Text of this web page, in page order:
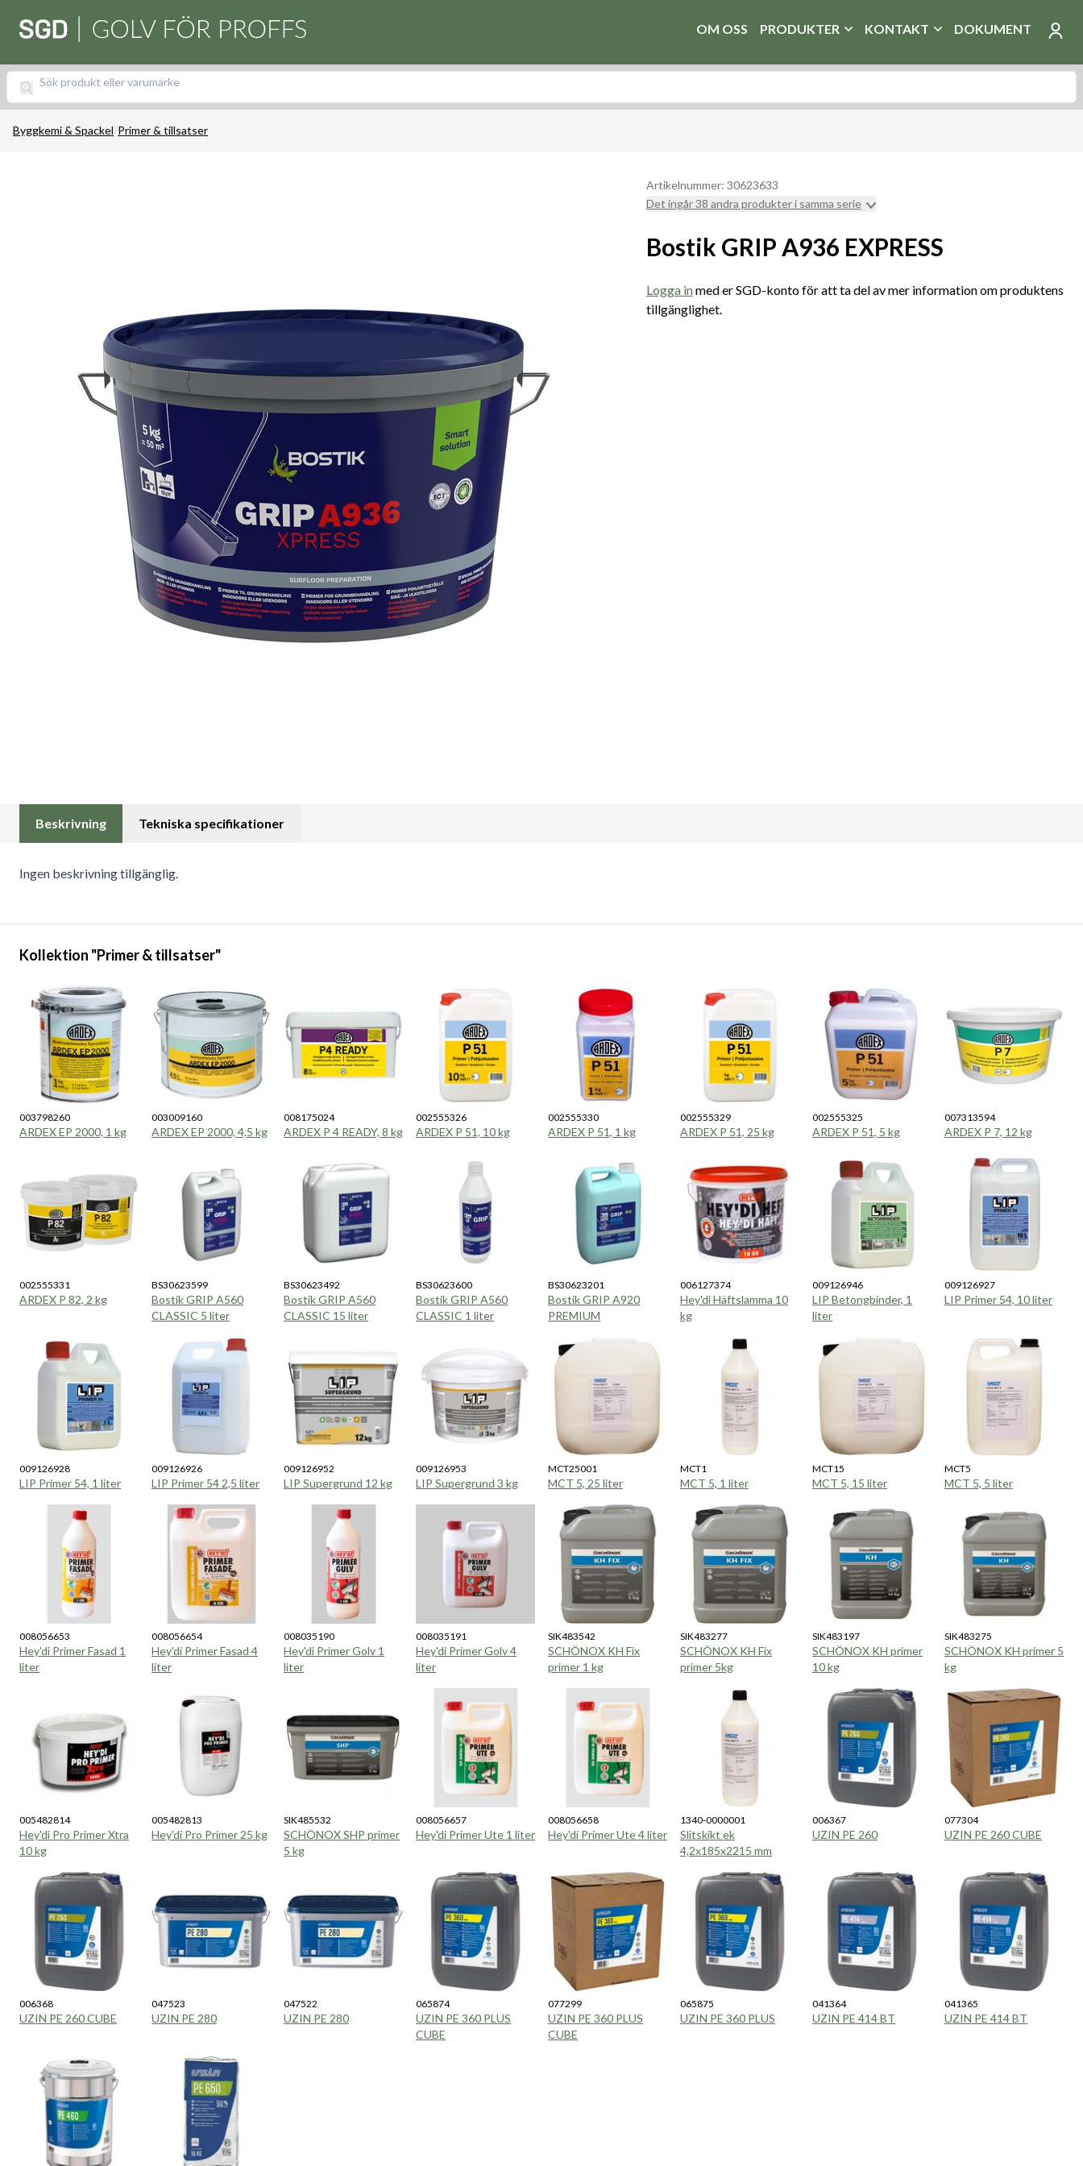
OM OSS PRODUKTER KONTAKT DOKUMENT
Byggkemi & Spackel/Primer & tillsatser
Artikelnummer: 30623633
Det ingår 38 andra produkter i samma serie
Bostik GRIP A936 EXPRESS
Logga inmed er SGD-konto för att ta del av mer information om produktens
tillgänglighet.
Beskrivning Tekniska specifikationer
Ingen beskrivning tillgänglig.
Kollektion "Primer & tillsatser"
003798260
ARDEX EP 2000, 1 kg
003009160
ARDEX EP 2000, 4,5 kg
008175024
ARDEX P 4 READY, 8 kg
002555326
ARDEX P 51, 10 kg
002555330
ARDEX P 51, 1 kg
002555329
ARDEX P 51, 25 kg
002555325
ARDEX P 51, 5 kg
007313594
ARDEX P 7, 12 kg
002555331
ARDEX P 82, 2 kg
BS30623599
Bostik GRIP A560
CLASSIC 5 liter
BS30623492
Bostik GRIP A560
CLASSIC 15 liter
BS30623600
Bostik GRIP A560
CLASSIC 1 liter
BS30623201
Bostik GRIP A920
PREMIUM
006127374
Hey'di Häftslamma 10
kg
009126946
LIP Betongbinder, 1
liter
009126927
LIP Primer 54, 10 liter
009126928
LIP Primer 54, 1 liter
009126926
LIP Primer 54 2,5 liter
009126952
LIP Supergrund 12 kg
009126953
LIP Supergrund 3 kg
MCT25001
MCT 5, 25 liter
MCT1
MCT 5, 1 liter
MCT15
MCT 5, 15 liter
MCT5
MCT 5, 5 liter
008056653
Hey'di Primer Fasad 1
liter
008056654
Hey'di Primer Fasad 4
liter
008035190
Hey'di Primer Golv 1
liter
008035191
Hey'di Primer Golv 4
liter
SIK483542
SCHÖNOX KH Fix
primer 1 kg
SIK483277
SCHÖNOX KH Fix
primer 5kg
SIK483197
SCHÖNOX KH primer
10 kg
SIK483275
SCHÖNOX KH primer 5
kg
005482814
Hey'di Pro Primer Xtra
10 kg
005482813
Hey'di Pro Primer 25 kg
SIK485532
SCHÖNOX SHP primer
5 kg
008056657
Hey'di Primer Ute 1 liter
008056658
Hey'di Primer Ute 4 liter
1340-0000001
Slitskikt ek
4,2x185x2215 mm
006367
UZIN PE 260
077304
UZIN PE 260 CUBE
006368
UZIN PE 260 CUBE
047523
UZIN PE 280
047522
UZIN PE 280
065874
UZIN PE 360 PLUS
CUBE
077299
UZIN PE 360 PLUS
CUBE
065875
UZIN PE 360 PLUS
041364
UZIN PE 414 BT
041365
UZIN PE 414 BT